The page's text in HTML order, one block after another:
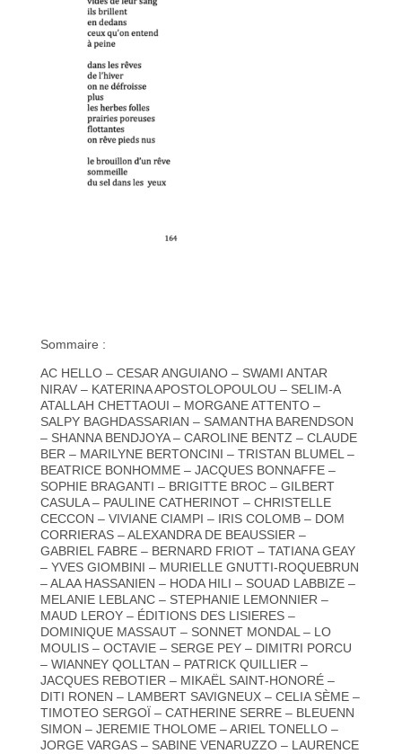
Sommaire :
AC HELLO – CESAR ANGUIANO – SWAMI ANTAR
NIRAV – KATERINA APOSTOLOPOULOU – SELIM-A
ATALLAH CHETTAOUI – MORGANE ATTENTO –
SALPY BAGHDASSARIAN – SAMANTHA BARENDSON
– SHANNA BENDJOYA – CAROLINE BENTZ – CLAUDE
BER – MARILYNE BERTONCINI – TRISTAN BLUMEL –
BEATRICE BONHOMME – JACQUES BONNAFFE –
SOPHIE BRAGANTI – BRIGITTE BROC – GILBERT
CASULA – PAULINE CATHERINOT – CHRISTELLE
CECCON – VIVIANE CIAMPI – IRIS COLOMB – DOM
CORRIERAS – ALEXANDRA DE BEAUSSIER –
GABRIEL FABRE – BERNARD FRIOT – TATIANA GEAY
– YVES GIOMBINI – MURIELLE GNUTTI-ROQUEBRUN
– ALAA HASSANIEN – HODA HILI – SOUAD LABBIZE –
MELANIE LEBLANC – STEPHANIE LEMONNIER –
MAUD LEROY – ÉDITIONS DES LISIERES –
DOMINIQUE MASSAUT – SONNET MONDAL – LO
MOULIS – OCTAVIE – SERGE PEY – DIMITRI PORCU
– WIANNEY QOLLTAN – PATRICK QUILLIER –
JACQUES REBOTIER – MIKAËL SAINT-HONORÉ –
DITI RONEN – LAMBERT SAVIGNEUX – CELIA SÈME –
TIMOTEO SERGOÏ – CATHERINE SERRE – BLEUENN
SIMON – JEREMIE THOLOME – ARIEL TONELLO –
JORGE VARGAS – SABINE VENARUZZO – LAURENCE